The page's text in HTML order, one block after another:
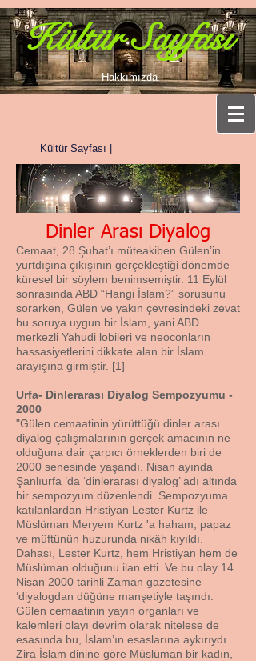
Kültür Sayfası
Hakkımızda
Kültür Sayfası |
Dinler Arası Diyalog
Cemaat, 28 Şubat’ı müteakiben Gülen’in
yurtdışına çıkışının gerçekleştiği dönemde
küresel bir söylem benimsemiştir. 11 Eylül
sonrasında ABD “Hangi İslam?” sorusunu
sorarken, Gülen ve yakın çevresindeki zevat
bu soruya uygun bir İslam, yani ABD
merkezli Yahudi lobileri ve neoconların
hassasiyetlerini dikkate alan bir İslam
arayışına girmiştir. [1]
Urfa- Dinlerarası Diyalog Sempozyumu -
2000
"Gülen cemaatinin yürüttüğü dinler arası
diyalog çalışmalarının gerçek amacının ne
olduğuna dair çarpıcı örneklerden biri de
2000 senesinde yaşandı. Nisan ayında
Şanlıurfa ’da ‘dinlerarası diyalog’ adı altında
bir sempozyum düzenlendi. Sempozyuma
katılanlardan Hristiyan Lester Kurtz ile
Müslüman Meryem Kurtz 'a haham, papaz
ve müftünün huzurunda nikâh kıyıldı.
Dahası, Lester Kurtz, hem Hristiyan hem de
Müslüman olduğunu ilan etti. Ve bu olay 14
Nisan 2000 tarihli Zaman gazetesine
‘diyalogdan düğüne manşetiyle taşındı.
Gülen cemaatinin yayın organları ve
kalemleri olayı devrim olarak nitelese de
esasında bu, İslam’ın esaslarına aykırıydı.
Zira İslam dinine göre Müslüman bir kadın,